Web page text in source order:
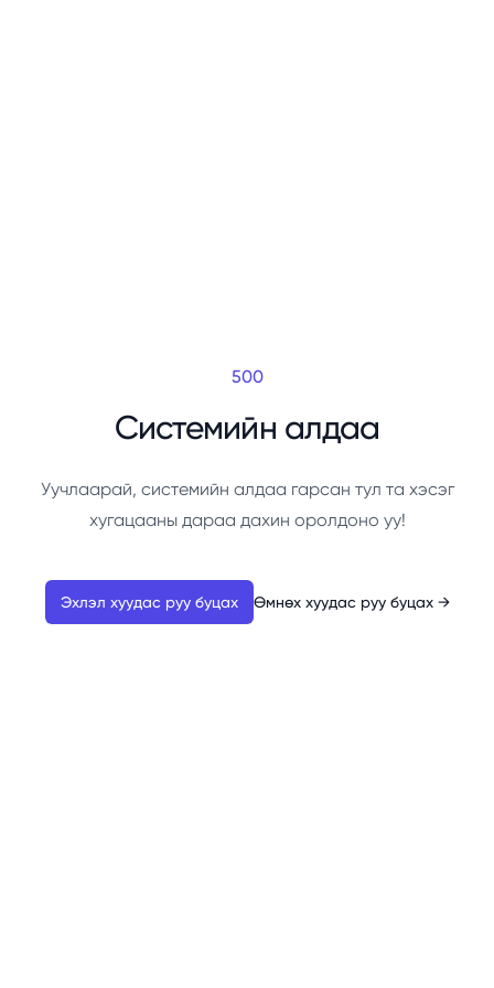
500
Системийн алдаа
Уучлаарай, системийн алдаа гарсан тул та хэсэг
хугацааны дараа дахин оролдоно уу!
Эхлэл хуудас руу буцах Өмнөх хуудас руу буцах →